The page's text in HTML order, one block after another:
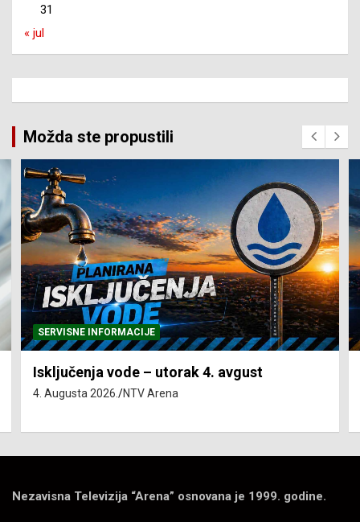
31
« jul
Možda ste propustili
SERVISNE INFORMACIJE
Isključenja vode – utorak 4. avgust
4. Augusta 2026. NTV Arena
Nezavisna Televizija “Arena” osnovana je 1999. godine.